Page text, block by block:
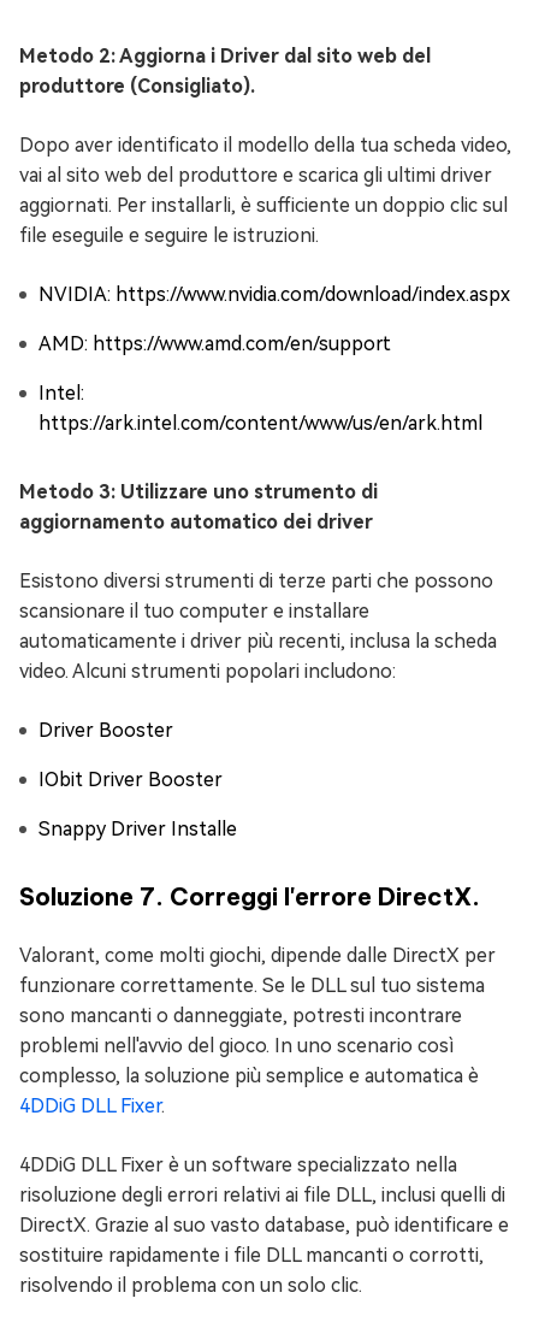
Metodo 2: Aggiorna i Driver dal sito web del
produttore (Consigliato).
Dopo aver identificato il modello della tua scheda video,
vai al sito web del produttore e scarica gli ultimi driver
aggiornati. Per installarli, è sufficiente un doppio clic sul
file eseguile e seguire le istruzioni.
NVIDIA: https://www.nvidia.com/download/index.aspx
AMD: https://www.amd.com/en/support
Intel:
https://ark.intel.com/content/www/us/en/ark.html
Metodo 3: Utilizzare uno strumento di
aggiornamento automatico dei driver
Esistono diversi strumenti di terze parti che possono
scansionare il tuo computer e installare
automaticamente i driver più recenti, inclusa la scheda
video. Alcuni strumenti popolari includono:
Driver Booster
IObit Driver Booster
Snappy Driver Installe
Soluzione 7. Correggi l'errore DirectX.
Valorant, come molti giochi, dipende dalle DirectX per
funzionare correttamente. Se le DLL sul tuo sistema
sono mancanti o danneggiate, potresti incontrare
problemi nell'avvio del gioco. In uno scenario così
complesso, la soluzione più semplice e automatica è
4DDiG DLL Fixer.
4DDiG DLL Fixer è un software specializzato nella
risoluzione degli errori relativi ai file DLL, inclusi quelli di
DirectX. Grazie al suo vasto database, può identificare e
sostituire rapidamente i file DLL mancanti o corrotti,
risolvendo il problema con un solo clic.